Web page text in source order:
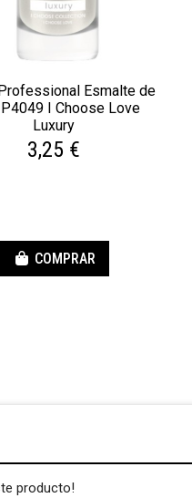
Esmalte de
I Choose Love
Luxury
3,25 €
COMPRAR
producto!